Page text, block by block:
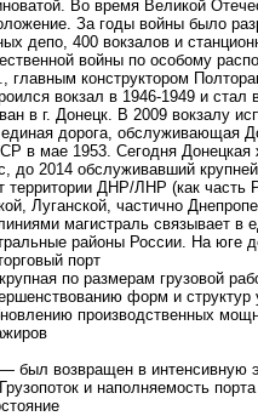
Во время Великой
За годы войны было
депо, 400 вокзалов и
войны по особому
конструктором
вокзал в 1946-1949 и
в г. Донецк. В 2009 вокзалу
дорога, обслуживающая
в мае 1953. Сегодня Донецкая
до 2014 обслуживавший
ДНР/ЛНР (как часть
Луганской, частично
магистраль связывает в
районы России. На юге
порт
по размерам грузовой
форм и структур
производственных
был возвращен в интенсивную
и наполняемость